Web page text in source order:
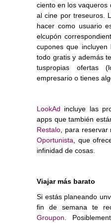
ciento en los vaqueros
al cine por treseuros.
hacer como usuario
elcupón
cupones que incluyen
todo gratis y además
tuspropias
empresario o tienes
LookAd incluye las
apps que también
Restalo , para
Oportunista , que
infinidad de cosas.
Viajar más barato
Si estás planeando
fin de semana te
Groupon .